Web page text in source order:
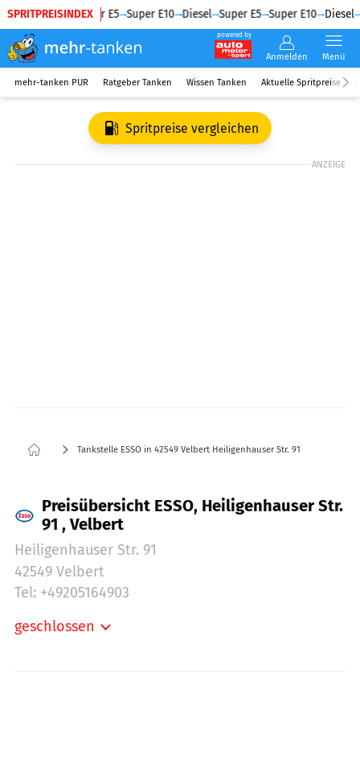
SPRITPREISINDEX
Diesel Super E5 Super E10 Diesel Super E5 Super E10 Diesel
powered by
Anmelden Menü
mehr-tanken PUR Ratgeber Tanken Wissen Tanken Aktuelle Spritpreise
Spritpreise vergleichen
ANZEIGE
Tankstelle ESSO in 42549 Velbert Heiligenhauser Str. 91
Preisübersicht ESSO, Heiligenhauser Str.
91 , Velbert
Heiligenhauser Str. 91
42549 Velbert
Tel: +49205164903
geschlossen